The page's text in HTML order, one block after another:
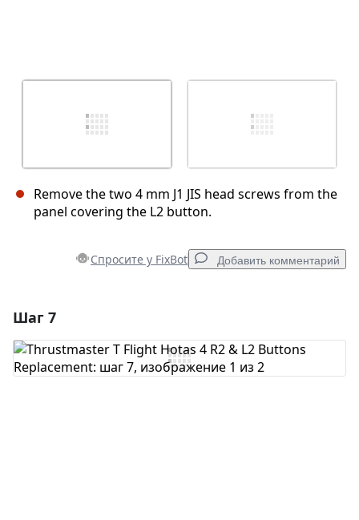
Remove the two 4 mm J1 JIS head screws from the
panel covering the L2 button.
Спросите у FixBot Добавить комментарий
Добавить комментарий
Шаг 7